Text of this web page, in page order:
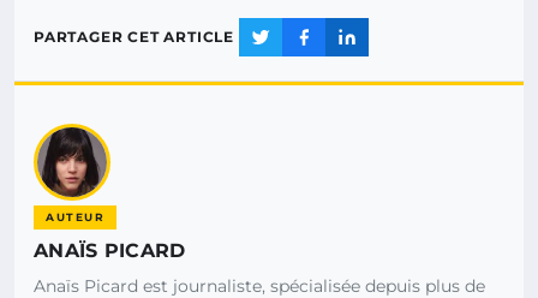
PARTAGER CET ARTICLE
AUTEUR
ANAÏS PICARD
Anaïs Picard est journaliste, spécialisée depuis plus de